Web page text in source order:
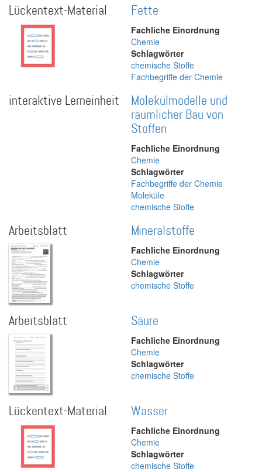
Lückentext-Material Fette
Fachliche Einordnung
Chemie
Schlagwörter
chemische Stoffe
Fachbegriffe der Chemie
interaktive Lerneinheit
Molekülmodelle und
räumlicher Bau von
Stoffen
Fachliche Einordnung
Chemie
Schlagwörter
Fachbegriffe der Chemie
Moleküle
chemische Stoffe
Arbeitsblatt Mineralstoffe
Fachliche Einordnung
Chemie
Schlagwörter
chemische Stoffe
Arbeitsblatt Säure
Fachliche Einordnung
Chemie
Schlagwörter
chemische Stoffe
Lückentext-Material Wasser
Fachliche Einordnung
Chemie
Schlagwörter
chemische Stoffe